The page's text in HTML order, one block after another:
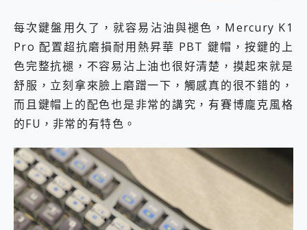
每次鍵盤用久了，就容易沾油與褪色，Mercury K1
Pro 配置超抗磨損耐用熱昇華 PBT 鍵帽，按鍵的上
色完整抗褪，不容易沾上油也很好清楚，摸起來就是
舒服，立刻拿來臉上磨蹭一下，觸感真的很不錯的，
而且鍵帽上的配色也是非常的講究，有賽博龐克風格
的FU，非常的有特色。